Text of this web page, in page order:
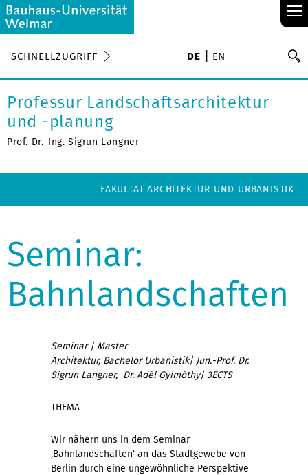
≡
SCHNELLZUGRIFF DE EN
Professur Landschaftsarchitektur
und -planung
Prof. Dr.-Ing. Sigrun Langner
FAKULTÄT ARCHITEKTUR UND URBANISTIK
Seminar:
Bahnlandschaften
Seminar | Master
Architektur, Bachelor Urbanistik| Jun.-Prof. Dr.
Sigrun Langner, Dr. Adél Gyimóthy| 3ECTS
THEMA
Wir nähern uns in dem Seminar
‚Bahnlandschaften‘ an das Stadtgewebe von
Berlin durch eine ungewöhnliche Perspektive